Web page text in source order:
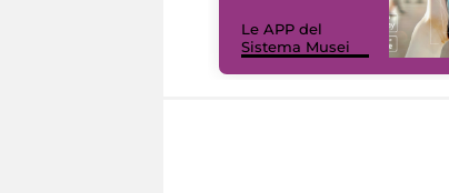
Le APP del
Sistema Musei